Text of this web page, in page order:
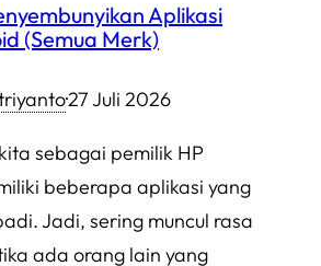
Aplikasi
(Semua Merk)
·27 Juli 2026
sebagai pemilik HP
beberapa aplikasi yang
Jadi, sering muncul rasa
ada orang lain yang